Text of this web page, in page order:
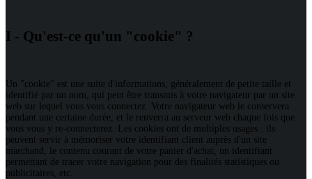
I - Qu'est-ce qu'un "cookie" ?
Un "cookie" est une suite d'informations, généralement de petite taille et
identifié par un nom, qui peut être transmis à votre navigateur par un site
web sur lequel vous vous connectez. Votre navigateur web le conservera
pendant une certaine durée, et le renverra au serveur web chaque fois que
vous vous y re-connecterez. Les cookies ont de multiples usages : ils
peuvent servir à mémoriser votre identifiant client auprès d'un site
marchand, le contenu courant de votre panier d'achat, un identifiant
permettant de tracer votre navigation pour des finalités statistiques ou
publicitaires, etc.